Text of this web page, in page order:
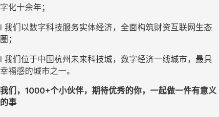
字化十余年；
l 我们以数字科技服务实体经济，全面构筑财资互联网生态
圈；
l 我们位于中国杭州未来科技城，数字经济一线城市，最具
幸福感的城市之一。
我们，1000+个小伙伴，期待优秀的你，一起做一件有意义
的事